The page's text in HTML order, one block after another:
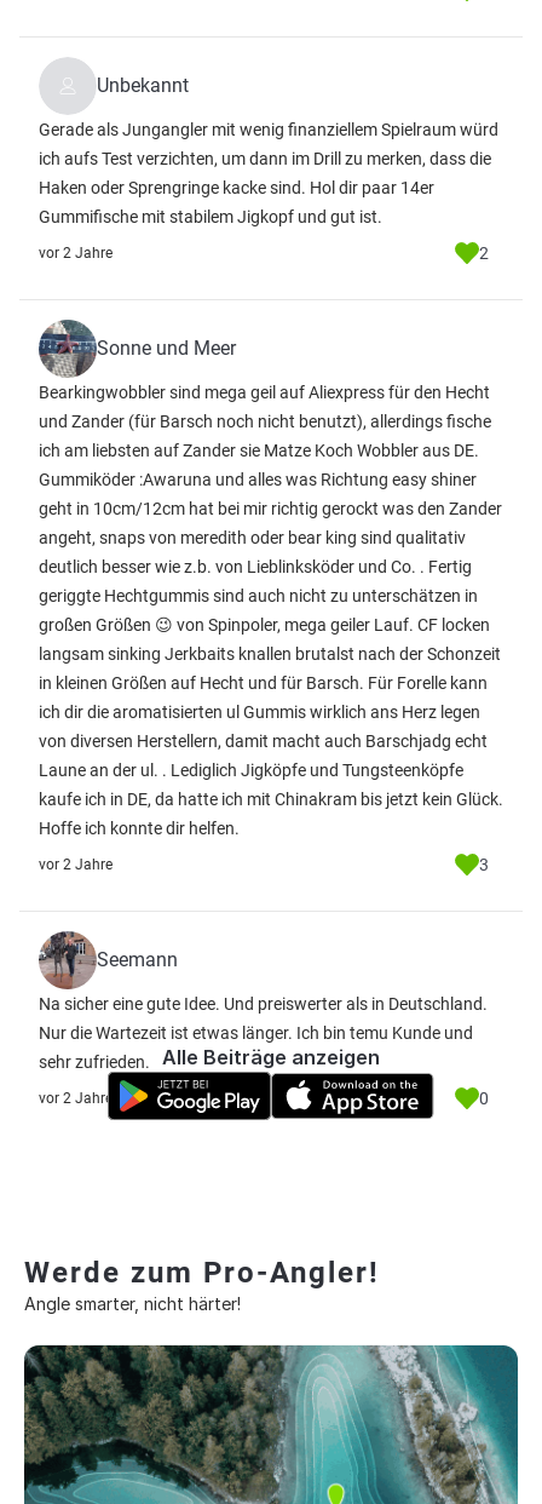
Unbekannt
Gerade als Jungangler mit wenig finanziellem Spielraum würd
ich aufs Test verzichten, um dann im Drill zu merken, dass die
Haken oder Sprengringe kacke sind. Hol dir paar 14er
Gummifische mit stabilem Jigkopf und gut ist.
vor 2 Jahre 2
Sonne und Meer
Bearkingwobbler sind mega geil auf Aliexpress für den Hecht
und Zander (für Barsch noch nicht benutzt), allerdings fische
ich am liebsten auf Zander sie Matze Koch Wobbler aus DE.
Gummiköder :Awaruna und alles was Richtung easy shiner
geht in 10cm/12cm hat bei mir richtig gerockt was den Zander
angeht, snaps von meredith oder bear king sind qualitativ
deutlich besser wie z.b. von Lieblinksköder und Co. . Fertig
geriggte Hechtgummis sind auch nicht zu unterschätzen in
großen Größen 😉 von Spinpoler, mega geiler Lauf. CF locken
langsam sinking Jerkbaits knallen brutalst nach der Schonzeit
in kleinen Größen auf Hecht und für Barsch. Für Forelle kann
ich dir die aromatisierten ul Gummis wirklich ans Herz legen
von diversen Herstellern, damit macht auch Barschjadg echt
Laune an der ul. . Lediglich Jigköpfe und Tungsteenköpfe
kaufe ich in DE, da hatte ich mit Chinakram bis jetzt kein Glück.
Hoffe ich konnte dir helfen.
vor 2 Jahre 3
Seemann
Na sicher eine gute Idee. Und preiswerter als in Deutschland.
Nur die Wartezeit ist etwas länger. Ich bin temu Kunde und
sehr zufrieden.
vor 2 Jahre 0
Alle Beiträge anzeigen
Werde zum Pro-Angler!
Angle smarter, nicht härter!